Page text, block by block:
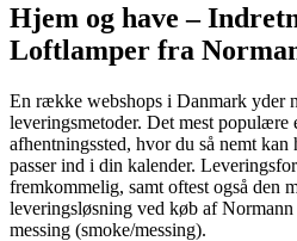
Hjem og have –
Loftlamper fra
En række webshops i Danmark yder
leveringsmetoder. Det mest
afhentningssted, hvor du så nemt kan
passer ind i din kalender.
fremkommelig, samt oftest også den
leveringsløsning ved køb af
messing (smoke/messing).